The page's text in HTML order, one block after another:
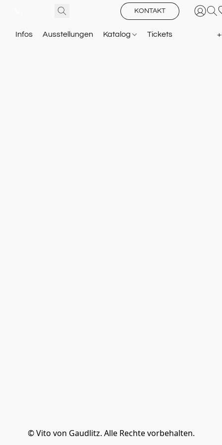
KONTAKT
Infos Ausstellungen Katalog Tickets
© Vito von Gaudlitz. Alle Rechte vorbehalten.